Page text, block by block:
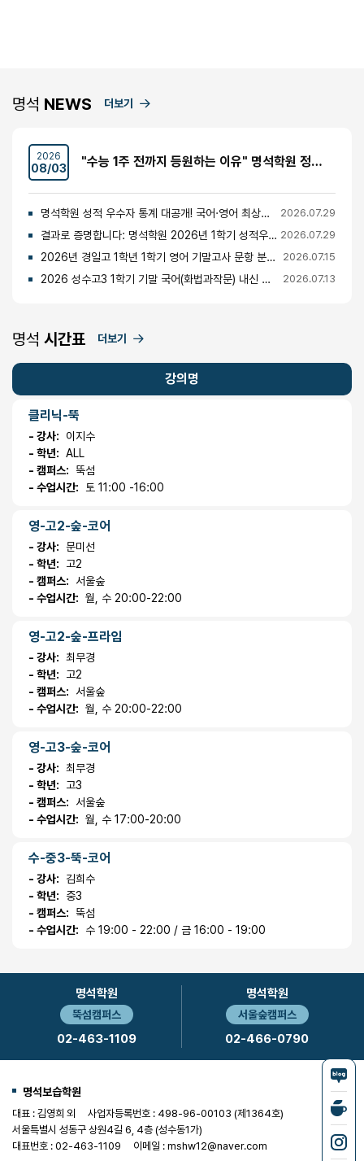
명석 NEWS 더보기
2026
08/03 "수능 1주 전까지 등원하는 이유" 명석학원 정시반 개강 안내 (성수고·경일고·무학여고·대광고 등)
명석학원 성적 우수자 통계 대공개! 국어·영어 최상위권의 비밀 2026.07.29
결과로 증명합니다: 명석학원 2026년 1학기 성적우수자 명단 공개 2026.07.29
2026년 경일고 1학년 1학기 영어 기말고사 문항 분석 및 총평 2026.07.15
2026 성수고3 1학기 기말 국어(화법과작문) 내신 분석 및 경향 2026.07.13
명석 시간표 더보기
강의명
클리닉-뚝
- 강사:
이지수
- 학년: ALL
- 캠퍼스:
뚝섬
- 수업시간:
토 11:00 -16:00
영-고2-숲-코어
- 강사: 문미선
- 학년:
고2
- 캠퍼스:
서울숲
- 수업시간: 월, 수 20:00-22:00
영-고2-숲-프라임
- 강사: 최무경
- 학년:
고2
- 캠퍼스:
서울숲
- 수업시간: 월, 수 20:00-22:00
영-고3-숲-코어
- 강사: 최무경
- 학년:
고3
- 캠퍼스:
서울숲
- 수업시간: 월, 수 17:00-20:00
수-중3-뚝-코어
- 강사:
김희수
- 학년:
중3
- 캠퍼스:
뚝섬
- 수업시간:
수 19:00 - 22:00 / 금 16:00 - 19:00
명석학원
뚝섬캠퍼스
02-463-1109
명석학원
서울숲캠퍼스
02-466-0790
명석보습학원
대표 : 김영희 외
사업자등록번호 : 498-96-00103 (제1364호)
서울특별시 성동구 상원4길 6, 4층 (성수동1가)
대표번호 : 02-463-1109
이메일 : mshw12@naver.com